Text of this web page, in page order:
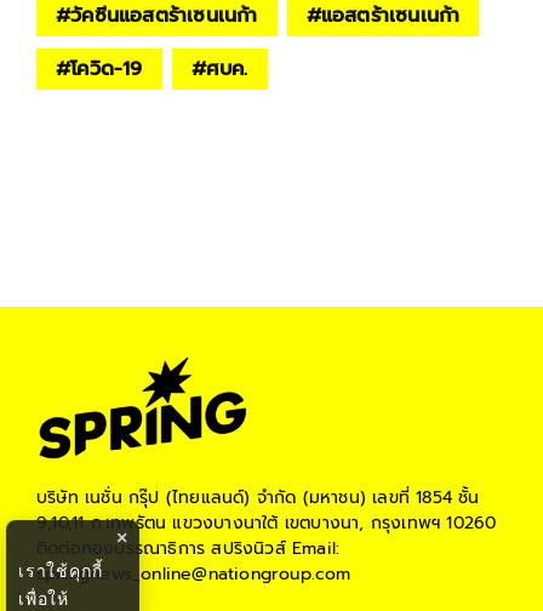
#วัคซีนแอสตร้าเซนเนก้า #แอสตร้าเซนเนก้า
#โควิด-19 #ศบค.
บริษัท เนชั่น กรุ๊ป (ไทยแลนด์) จำกัด (มหาชน) เลขที่ 1854 ชั้น
9,10,11 ถ.เทพรัตน แขวงบางนาใต้ เขตบางนา, กรุงเทพฯ 10260
ติดต่อกองบรรณาธิการ สปริงนิวส์Email:
springnews_online@nationgroup.com
×
เราใช้คุกกี้
เพื่อให้